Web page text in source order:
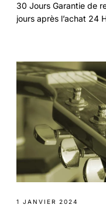
30 Jours Garantie de
jours après l’achat 24
1 JANVIER 2024